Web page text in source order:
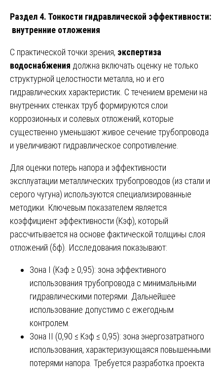
Раздел 4. Тонкости гидравлической эффективности:
внутренние отложения
С практической точки зрения, экспертиза
водоснабжения должна включать оценку не только
структурной целостности металла, но и его
гидравлических характеристик. С течением времени на
внутренних стенках труб формируются слои
коррозионных и солевых отложений, которые
существенно уменьшают живое сечение трубопровода
и увеличивают гидравлическое сопротивление.
Для оценки потерь напора и эффективности
эксплуатации металлических трубопроводов (из стали и
серого чугуна) используются специализированные
методики. Ключевым показателем является
коэффициент эффективности (Kэф), который
рассчитывается на основе фактической толщины слоя
отложений (δф). Исследования показывают:
Зона I (Kэф ≥ 0,95): зона эффективного
использования трубопровода с минимальными
гидравлическими потерями. Дальнейшее
использование допустимо с ежегодным
контролем.
Зона II (0,90 ≤ Kэф ≤ 0,95): зона энергозатратного
использования, характеризующаяся повышенными
потерями напора. Требуется разработка проекта